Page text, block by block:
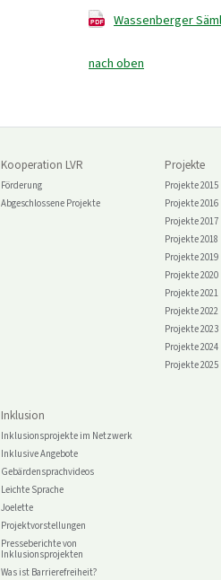
Wassenberger
nach oben
Kooperation LVR
Förderung
Abgeschlossene Projekte
Projekte
Projekte 2015
Projekte 2016
Projekte 2017
Projekte 2018
Projekte 2019
Projekte 2020
Projekte 2021
Projekte 2022
Projekte 2023
Projekte 2024
Projekte 2025
Inklusion
Inklusionsprojekte im Netzwerk
Inklusive Angebote
Gebärdensprachvideos
Leichte Sprache
Joelette
Projektvorstellungen
Presseberichte von
Inklusionsprojekten
Was ist Barrierefreiheit?